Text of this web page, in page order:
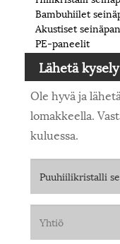
Bambuhiilet
Akustiset
PE-paneelit
Lähetä kysely
Ole hyvä ja
lomakkeella.
kuluessa.